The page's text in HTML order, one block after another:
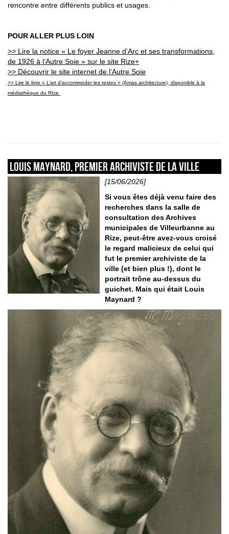
rencontre entre différents publics et usages.
POUR ALLER PLUS LOIN
>> Lire la notice « Le foyer Jeanne d’Arc et ses transformations,
de 1926 à l’Autre Soie » sur le site Rize+
>> Découvrir le site internet de l’Autre Soie
>> Lire le livre « L’art d’accommoder les restes » (Amas architecture), disponible à la
médiathèque du RIze
Louis Maynard, premier archiviste de la ville
[15/06/2026]
Si vous êtes déjà venu faire des
recherches dans la salle de
consultation des Archives
municipales de Villeurbanne au
Rize, peut-être avez-vous croisé
le regard malicieux de celui qui
fut le premier archiviste de la
ville (et bien plus !), dont le
portrait trône au-dessus du
guichet. Mais qui était Louis
Maynard ?